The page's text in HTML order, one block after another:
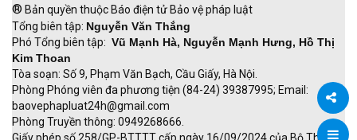
Chia
® Bản quyền thuộc Báo điện tử Bảo vệ pháp luật
Tổng biên tập: Nguyễn Văn Thắng
Phó Tổng biên tập: Vũ Mạnh Hà, Nguyễn Mạnh Hưng, Hồ Thị
Kim Thoan
Tòa soạn: Số 9, Phạm Văn Bạch, Cầu Giấy, Hà Nội.
Phòng Phóng viên đa phương tiện (84-24) 39387995; Email:
baovephapluat24h@gmail.com
Phòng Truyền thông: 0949268666.